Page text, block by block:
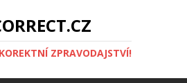
ZPRAVODAJSTVÍ!